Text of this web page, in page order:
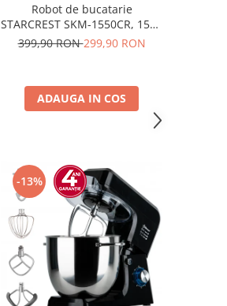
Robot de bucatarie
STARCREST SKM-1550CR, 1500
W, Bol 5 L Inox, 4 Accesorii, 10
399,90 RON299,90 RON
ADAUGA IN COS
-13%